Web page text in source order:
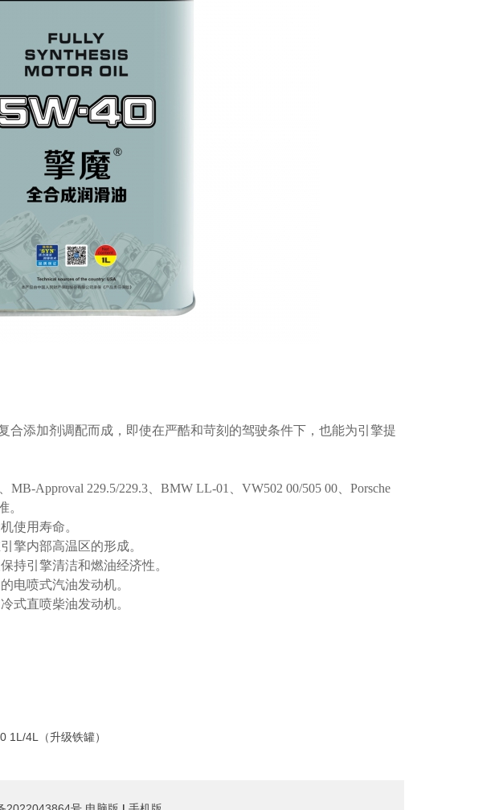
合添加剂调配而成，即使在严酷和苛刻的驾驶条件下，也能为引擎提
Approval 229.5/229.3、BMW LL-01、VW502 00/505 00、Porsche
。
使用寿命。
擎内部高温区的形成。
持引擎清洁和燃油经济性。
电喷式汽油发动机。
式直喷柴油发动机。
1L/4L（升级铁罐）